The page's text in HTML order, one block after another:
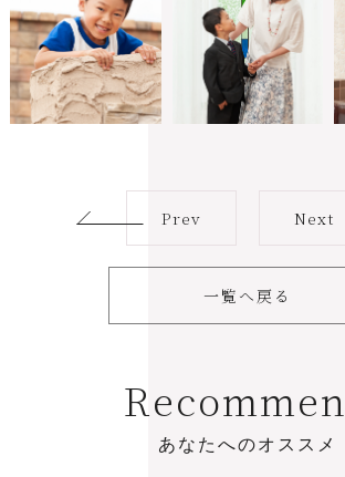
Prev
一覧へ戻る
Next
Recommen
あ な た へのオ ス ス メ